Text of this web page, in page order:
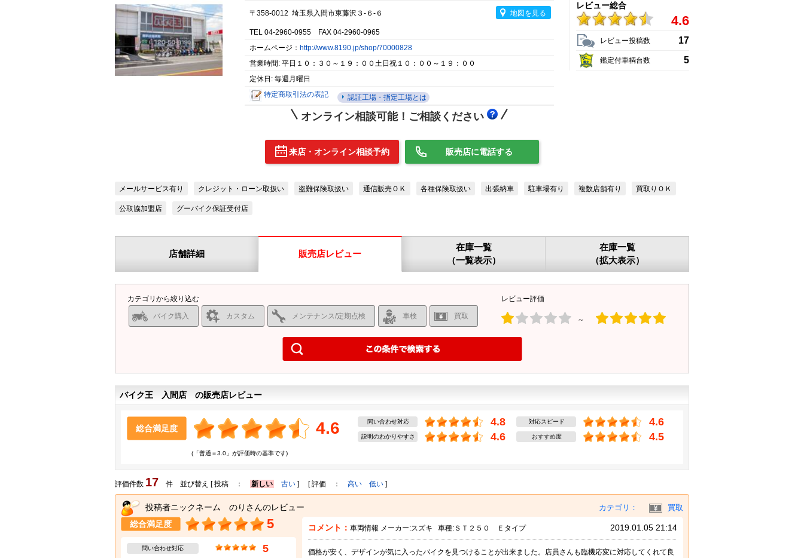
〒358-0012 埼玉県入間市東藤沢３-６-６ 地図を見る
TEL 04-2960-0955 FAX 04-2960-0965
ホームページ： http://www.8190.jp/shop/70000828
営業時間: 平日１０：３０～１９：００土日祝１０：００～１９：００
定休日: 毎週月曜日
特定商取引法の表記
認証工場・指定工場とは
オンライン相談可能！ご相談ください
レビュー総合
4.6
レビュー投稿数 17
鑑定付車輌台数 5
来店・オンライン相談予約 販売店に電話する
メールサービス有り クレジット・ローン取扱い 盗難保険取扱い 通信販売ＯＫ 各種保険取扱い 出張納車 駐車場有り 複数店舗有り 買取りＯＫ
公取協加盟店 グーバイク保証受付店
店舗詳細 販売店レビュー
在庫一覧
（一覧表示）
在庫一覧
（拡大表示）
カテゴリから絞り込む
バイク購入 カスタム メンテナンス/定期点検 車検 買取
レビュー評価
～
バイク王 入間店 の販売店レビュー
総合満足度 4.6
(「普通＝3.0」が評価時の基準です)
問い合わせ対応 4.8 対応スピード 4.6
説明のわかりやすさ 4.6 おすすめ度 4.5
評価件数 17 件 並び替え [ 投稿 ： 新しい 古い ] [ 評価 ： 高い 低い ]
投稿者ニックネーム のりさんのレビュー カテゴリ： 買取
総合満足度 5
問い合わせ対応 5
コメント： 車両情報 メーカー:スズキ 車種: ＳＴ２５０ Ｅタイプ 2019.01.05 21:14
価格が安く、デザインが気に入ったバイクを見つけることが出来ました。店員さんも臨機応変に対応してくれて良